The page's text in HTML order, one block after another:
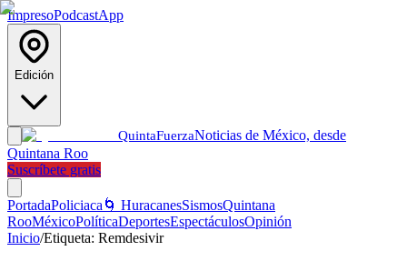
ImpresoPodcastApp
Edición
QuintaFuerzaNoticias de México, desde
Quintana Roo
Suscríbete gratis
PortadaPoliciaca 🌀 HuracanesSismosQuintana
RooMéxicoPolíticaDeportesEspectáculosOpinión
Inicio/Etiqueta: Remdesivir